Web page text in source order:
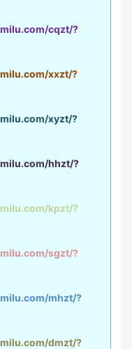
cqzt/?
xxzt/?
xyzt/?
hhzt/?
kpzt/?
sgzt/?
mhzt/?
dmzt/?